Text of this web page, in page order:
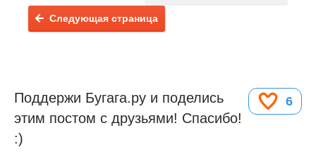
Следующая страница
6
Поддержи Бугага.ру и поделись
этим постом с друзьями! Спасибо!
:)